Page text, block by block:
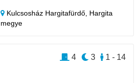
Kulcsosház Hargitafürdő, Hargita
megye
1 - 14
3
4